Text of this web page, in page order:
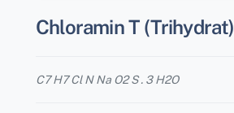
Chloramin T (Trihydrat)
C7 H7 Cl N Na O2 S . 3 H2O